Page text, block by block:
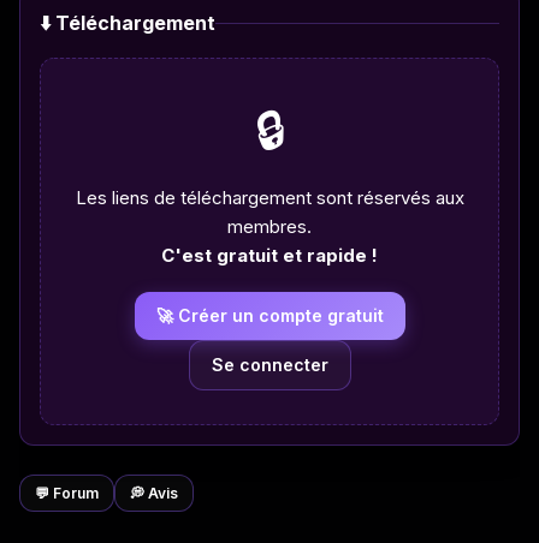
⬇️ Téléchargement
🔒
Les liens de téléchargement sont réservés aux
membres.
C'est gratuit et rapide !
🚀 Créer un compte gratuit
Se connecter
💬 Forum 💭 Avis